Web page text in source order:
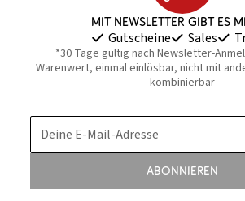
Mit Newsletter gibt es
Gutscheine Sales
*30 Tage gültig nach Newsletter-
Warenwert, einmal einlösbar, nicht mit
kombinierbar
Deine E-Mail-Adresse
Abonnieren